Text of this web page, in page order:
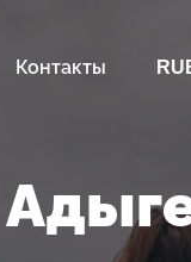
Контакты